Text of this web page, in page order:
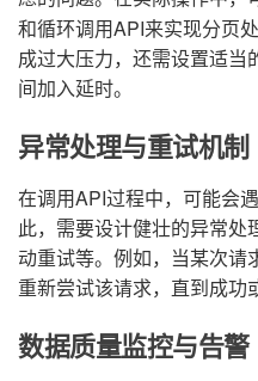
和循环调用API来实现分页
成过大压力，还需设置适当
间加入延时。
异常处理与重试机制
在调用API过程中，可能会
此，需要设计健壮的异常处
动重试等。例如，当某次请
重新尝试该请求，直到成功
数据质量监控与告警